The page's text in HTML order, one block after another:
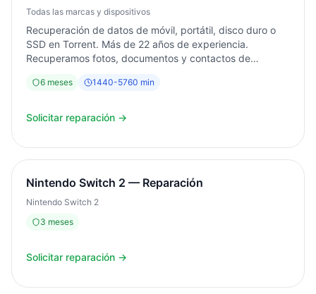
Todas las marcas y dispositivos
Recuperación de datos de móvil, portátil, disco duro o
SSD en Torrent. Más de 22 años de experiencia.
Recuperamos fotos, documentos y contactos de
Diagnóstico siempre gratuito. Garantía de resultado.
6 meses 1440-5760 min
Solicitar reparación →
Nintendo Switch 2 — Reparación
Nintendo Switch 2
3 meses
Solicitar reparación →